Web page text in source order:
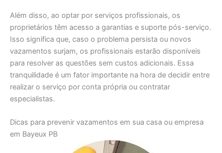
Além disso, ao optar por serviços profissionais, os
proprietários têm acesso a garantias e suporte pós-serviço.
Isso significa que, caso o problema persista ou novos
vazamentos surjam, os profissionais estarão disponíveis
para resolver as questões sem custos adicionais. Essa
tranquilidade é um fator importante na hora de decidir entre
realizar o serviço por conta própria ou contratar
especialistas.
Dicas para prevenir vazamentos em sua casa ou empresa
em Bayeux PB